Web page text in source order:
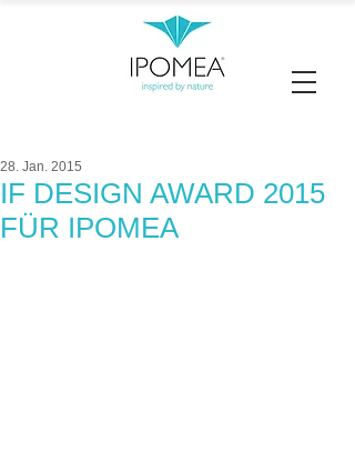
IF DESIGN AWARD 2015
FÜR IPOMEA
28. Jan. 2015